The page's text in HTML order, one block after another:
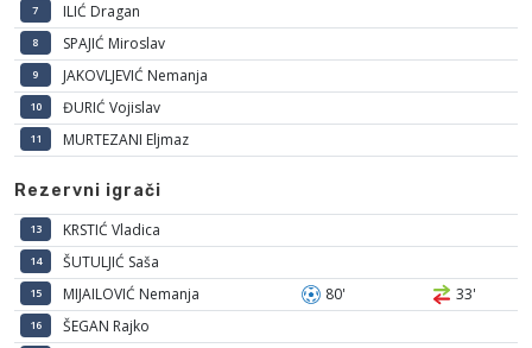
7 ILIĆ Dragan
8 SPAJIĆ Miroslav
9 JAKOVLJEVIĆ Nemanja
10 ĐURIĆ Vojislav
11 MURTEZANI Eljmaz
Rezervni igrači
13 KRSTIĆ Vladica
14 ŠUTULJIĆ Saša
15 MIJAILOVIĆ Nemanja 80' 33'
16 ŠEGAN Rajko